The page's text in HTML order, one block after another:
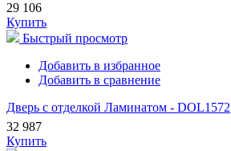
29 106
Купить
Быстрый просмотр
Добавить в избранное
Добавить в сравнение
Дверь с отделкой Ламинатом - DOL1572
32 987
Купить